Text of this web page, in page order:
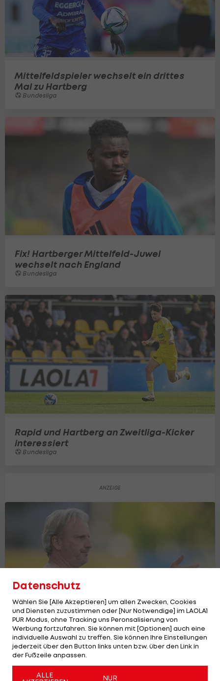
Mittelfeldspieler wechselt ein drittes
Mal zu Hartberg
Bundesliga
Fix! Hartberger Mittelfeld-Juwel
wechselt nach England
Bundesliga
Rapid und Hartberg an Zweitliga-Kicker
interessiert
Bundesliga
TSV Hartberg möchte Trio langfristig
binden
Bundesliga
Datenschutz
Wählen Sie [Alle Akzeptieren] um allen Zwecken, Cookies
und Diensten zuzustimmen oder [Nur Notwendige] im LAOLA1
PUR Modus, ohne Tracking uns Peronsalisierung von
Werbung fortzufahren. Sie können mit [Optionen] auch eine
individuelle Auswahl zu treffen. Sie können Ihre Einstellungen
jederzeit über den Button links unten bzw. über den Link in
der Fußzeile anpassen.
ALLE
NUR